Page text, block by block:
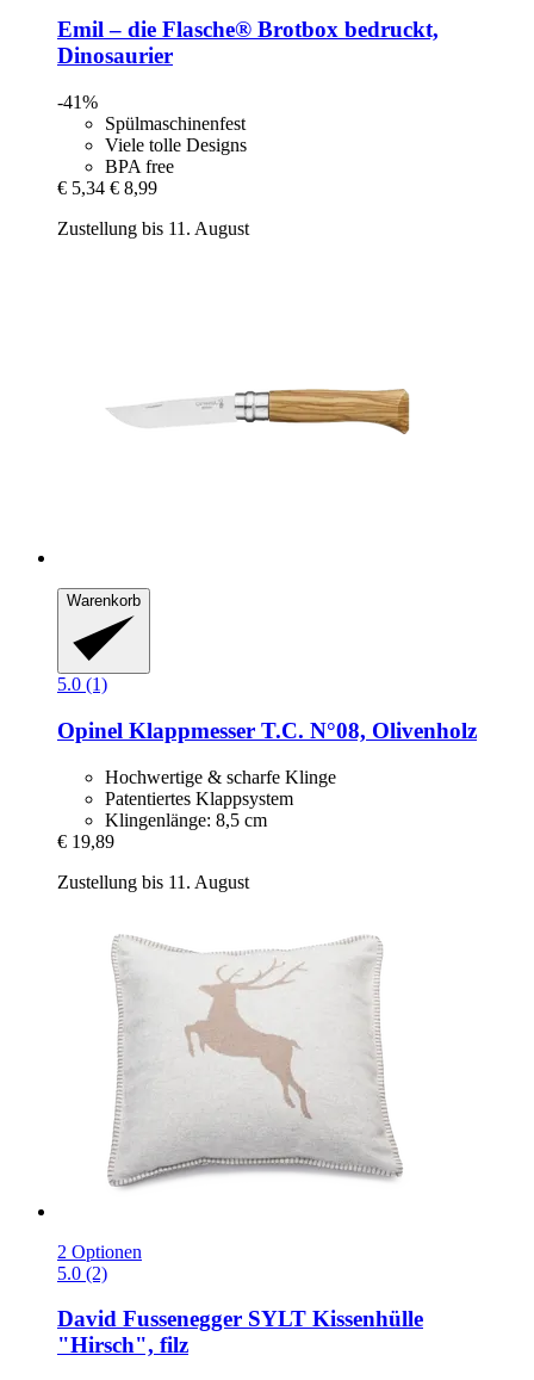
Emil – die Flasche® Brotbox bedruckt,
Dinosaurier
-41%
Spülmaschinenfest
Viele tolle Designs
BPA free
€ 5,34 € 8,99
Zustellung bis 11. August
Warenkorb
5.0 (1)
Opinel Klappmesser T.C. N°08, Olivenholz
Hochwertige & scharfe Klinge
Patentiertes Klappsystem
Klingenlänge: 8,5 cm
€ 19,89
Zustellung bis 11. August
2 Optionen
5.0 (2)
David Fussenegger SYLT Kissenhülle
"Hirsch", filz